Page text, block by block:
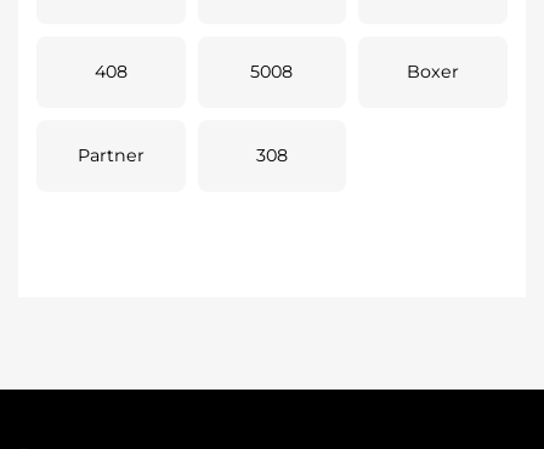
408 5008 Boxer
Partner 308